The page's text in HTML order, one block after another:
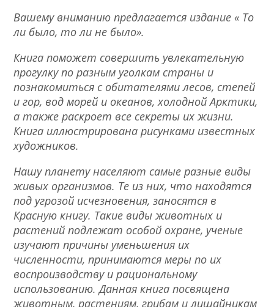
Вашему вниманию предлагается издание « То
ли было, то ли не было».
Книга поможет совершить увлекательную
прогулку по разным уголкам страны и
познакомиться с обитателями лесов, степей
и гор, вод морей и океанов, холодной Арктики,
а также раскроет все секреты их жизни.
Книга иллюстрирована рисунками известных
художников.
Нашу планету населяют самые разные виды
живых организмов. Те из них, что находятся
под угрозой исчезновения, заносятся в
Красную книгу. Такие виды животных и
растений подлежат особой охране, ученые
изучают причины уменьшения их
численности, принимаются меры по их
воспроизводству и рациональному
использованию. Данная книга посвящена
животным, растениям, грибам и лишайникам